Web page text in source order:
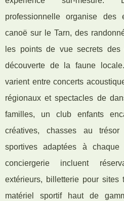
professionnelle organise des
canoë sur le Tarn, des
les points de vue secrets
découverte de la faune
varient entre concerts
régionaux et spectacles de
familles, un club enfants
créatives, chasses au
sportives adaptées à
conciergerie incluent
extérieurs, billetterie pour sites
matériel sportif haut de